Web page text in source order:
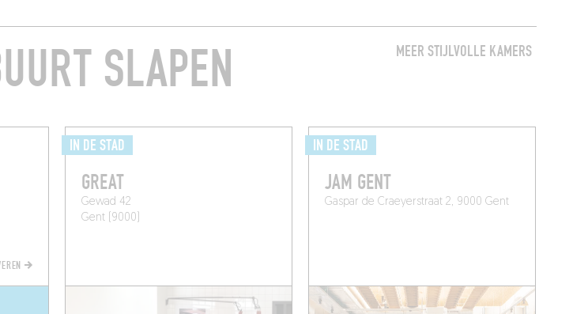
MEER STIJLVOLLE KAMERS
SLAPEN
IN DE STAD
GREAT
Gewad 42
Gent (9000)
IN DE STAD
JAM GENT
Gaspar de Craeyerstraat 2, 9000 Gent